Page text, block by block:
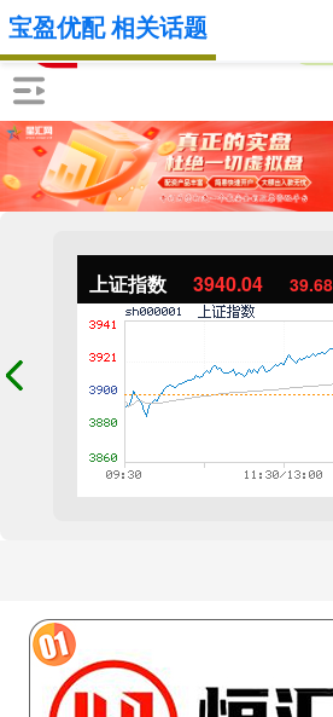
上证指数 3940.04 39.68
宝盈优配 相关话题